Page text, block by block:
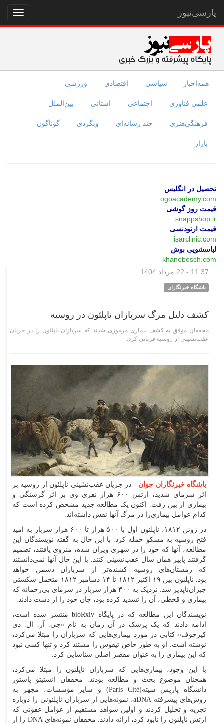
نمایش
منو
پارسی‌نیوز
همه‌اخبار سیاسی اقتصادی ورزشی
علمی فناوری اجتماعی استانی بین‌الملل
فرهنگی‌هنری چند رسانه‌ای وبگردی گوناگون
بازار
تحصیل در انگلیس
ogoacademy.com
قیمت روز گوشی
snappshop.ir
قیمت ارتودنسی
isarclinic.com
لباسشویی بوش
khanebosch.com
11:37 - 22 مرداد 1404
باشگاه خبرنگاران
کشف دلیل مرگ سربازان ناپلئون در روسیه
محققان موفق به کشف بیماری مرموزی شدند که سربازان ناپلئون را در جریان
عقب‌نشینی از روسیه قربانی کرد.
باشگاه خبرنگاران جوان- در جریان عقب‌نشینی ناپلئون از روسیه بر
اثر سرمای شدید، ارتش ۶۰۰ هزار نفری وی بر اثر گرسنگی و
بیماری از بین رفت. اکنون یک مطالعه جدید مشخص کرده است که
کدام عوامل بیماری‌زا در مرگ آنها نقش داشته‌اند.
در ژوئن ۱۸۱۲، ناپلئون اول با ۵۰۰ هزار تا ۶۰۰ هزار سرباز به امید
فتح روسیه به مسکو حمله کرد. با این حال به گفته نویسندگان این
مطالعه، آنها که خود را در شهری ویران شده، منزوی یافتند، تصمیم
گرفتند پاییز همان سال عقب‌نشینی کنند. با این حال آنها نمی‌دانستند
که زمستان‌های روسیه کشنده‌تر از سربازان دشمن خواهد
بود. ناپلئون بین ۱۹ اکتبر ۱۸۱۲ تا ۱۴ دسامبر ۱۸۱۲ متحمل شکستی
جبران‌ناپذیر شد. نزدیک به ۳۰۰ هزار سرباز در سرمای بی‌رحمانه که
بیماری و قحطی، آن را تشدید کرده بود، جان خود را از دست دادند.
نویسندگان این مطالعه که در پایگاه bioRxiv منتشر شده است،
ادامه دادند که یک پزشک در آن زمان به نام «جی. آر. ال. دی
کیرچوف» کتابی در مورد بیماری‌هایی که سربازان را مبتلا می‌کرد،
نوشته است. او به طور خاص تیفوس را مستند کرد و تنها کسی نبود
که این بیماری را به عنوان مقصر اصلی شناسایی کرد.
با این وجود، بیماری‌هایی که سربازان ناپلئون را مبتلا می‌کرد،
همچنان موضوع بحث و مطالعه بودند. محققان انستیتو پاستور
دانشگاه پاریس‌ سیته(Paris Cité) و سایر مؤسسات، مجهز به
روش‌های پیشرفته aDNA، نمونه‌هایی از سربازان ناپلئونی را دوباره
تجزیه و تحلیل کردند و اولین شواهد مستقیم از عوامل عفونی که
ارتش ناپلئون را نابود کرد، ارائه دادند. محققان نمونه‌های DNA را از